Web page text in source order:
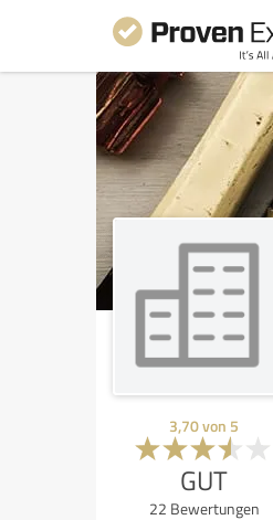
3,70von 5
GUT
22 Bewertungen